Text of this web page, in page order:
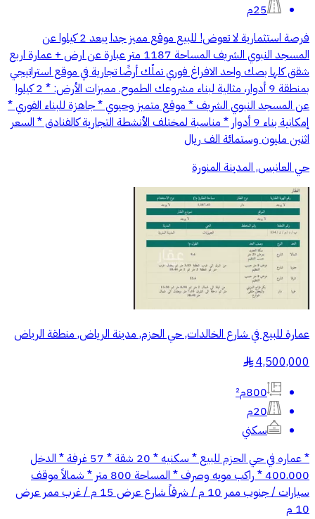
25م
فرصة استثمارية لا تعوض! للبيع موقع مميز جدا يبعد 2 كيلوا عن
المسجد النبوي الشريف المساحة 1187 متر عبارة عن ارض + عمارة اربع
شقق كلها بصك واحد الافراغ فوري تملّك أرضًا تجارية في موقع استراتيجي
بمنطقة 9 أدوار، مثالية لبناء مشروعك الطموح. مميزات الأرض: * 2 كيلوا
عن المسجد النبوي الشريف * موقع متميز وحيوي * جاهزة للبناء الفوري *
إمكانية بناء 9 أدوار * مناسبة لمختلف الأنشطة التجارية كالفنادق * السعر
اثنين مليون وستمائة الف ريال
حي العانبس, المدينة المنورة
عمارة للبيع في شارع الخالدات, حي الحزم, مدينة الرياض, منطقة الرياض
4,500,000
§
800م²
20م
سكني
* عماره في حي الحزم للبيع * سكنيه * 20 شقة * 57 غرفة * الدخل
400.000 * راكب مويه وصرف * المساحة 800 متر * شمالاً موقف
سيارات / جنوب ممر 10 م / شرقاً شارع عرض 15 م / غرب ممر عرض
10 م